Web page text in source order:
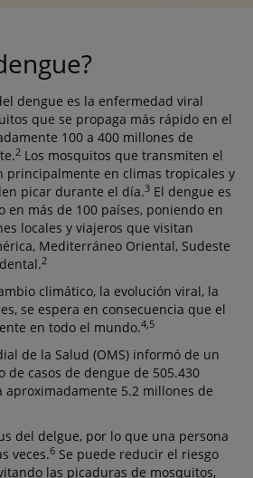
dengue es la enfermedad viral
que se propaga más rápido en el
100 a 400 millones de
2 Los mosquitos que transmiten el
principalmente en climas tropicales y
picar durante el día.3 El dengue es
en más de 100 países, poniendo en
locales y viajeros que visitan
Mediterráneo Oriental, Sudeste
2
climático, la evolución viral, la
se espera en consecuencia que el
en todo el mundo.4,5
de la Salud (OMS) informó de un
casos de dengue de 505.430
aproximadamente 5.2 millones de
del delgue, por lo que una persona
veces.6 Se puede reducir el riesgo
las picaduras de mosquitos,